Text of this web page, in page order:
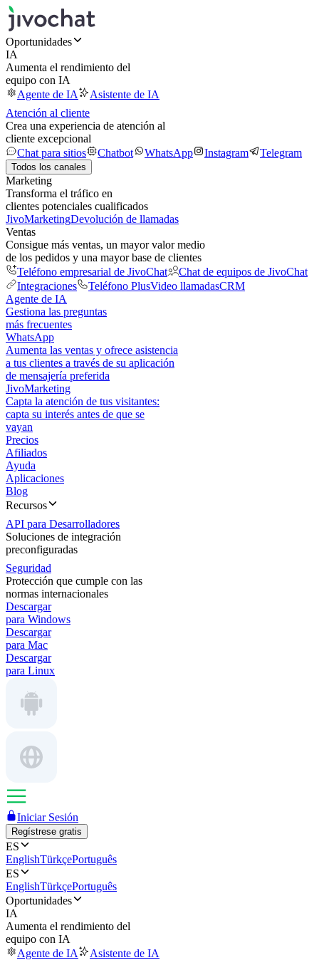
Oportunidades
IA
Aumenta el rendimiento del
equipo con IA
Agente de IA
Asistente de IA
Atención al cliente
Crea una experiencia de atención al
cliente excepcional
Chat para sitios
Chatbot WhatsApp Instagram Telegram
Todos los canales
Marketing
Transforma el tráfico en
clientes potenciales cualificados
JivoMarketingDevolución de llamadas
Ventas
Consigue más ventas, un mayor valor medio
de los pedidos y una mayor base de clientes
Teléfono empresarial de JivoChat
Chat de equipos de JivoChat
Integraciones
Teléfono PlusVideo llamadasCRM
Agente de IA
Gestiona las preguntas
más frecuentes
WhatsApp
Aumenta las ventas y ofrece asistencia
a tus clientes a través de su aplicación
de mensajería preferida
JivoMarketing
Capta la atención de tus visitantes:
capta su interés antes de que se
vayan
Precios
Afiliados
Ayuda
Aplicaciones
Blog
Recursos
API para Desarrolladores
Soluciones de integración
preconfiguradas
Seguridad
Protección que cumple con las
normas internacionales
Descargar
para Windows
Descargar
para Mac
Descargar
para Linux
Iniciar Sesión
Regístrese gratis
ES
EnglishTürkçePortuguês
ES
EnglishTürkçePortuguês
Oportunidades
IA
Aumenta el rendimiento del
equipo con IA
Agente de IA
Asistente de IA